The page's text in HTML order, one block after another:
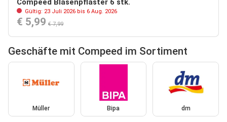
Compeed Blasenpflaster 6 stk.
Gültig: 23 Juli 2026 bis 6 Aug. 2026
€ 5,99 € 7,99
Geschäfte mit Compeed im Sortiment
Müller Bipa dm